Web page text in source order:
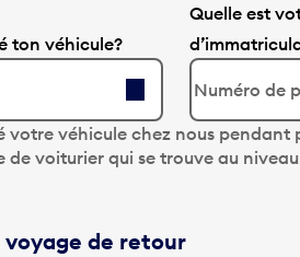
ton véhicule?
Quelle est
votre véhicule chez nous pendant
de voiturier qui se trouve au
de retour